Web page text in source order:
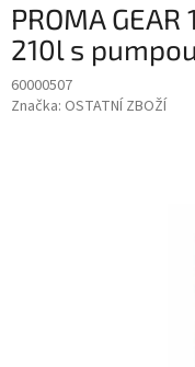
PROMA
210l s
60000507
Značka: OSTATNÍ ZBOŽÍ